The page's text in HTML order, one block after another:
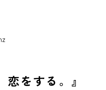
恋をする。』